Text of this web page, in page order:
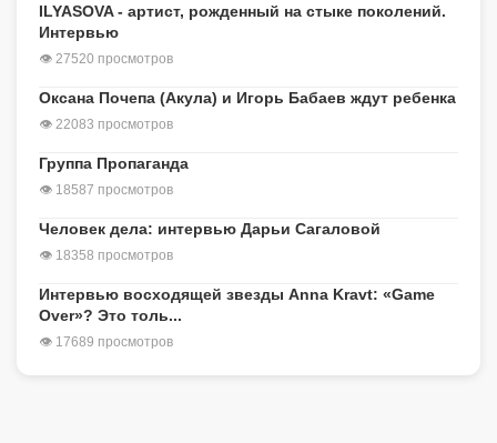
ILYASOVA - артист, рожденный на стыке поколений.
Интервью
👁 27520 просмотров
Оксана Почепа (Акула) и Игорь Бабаев ждут ребенка
👁 22083 просмотров
Группа Пропаганда
👁 18587 просмотров
Человек дела: интервью Дарьи Сагаловой
👁 18358 просмотров
Интервью восходящей звезды Anna Kravt: «Game
Over»? Это толь...
👁 17689 просмотров